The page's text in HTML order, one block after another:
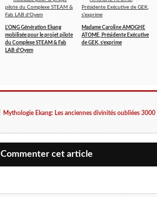
L'ONG Génération Ekang
mobilisée pour le projet pilote
du Complexe STEAM & Fab
LAB d'Oyem
Madame Caroline AMOGHE
ATOME, Présidente Exécutive
de GEK, s’exprime
Commenter cet article